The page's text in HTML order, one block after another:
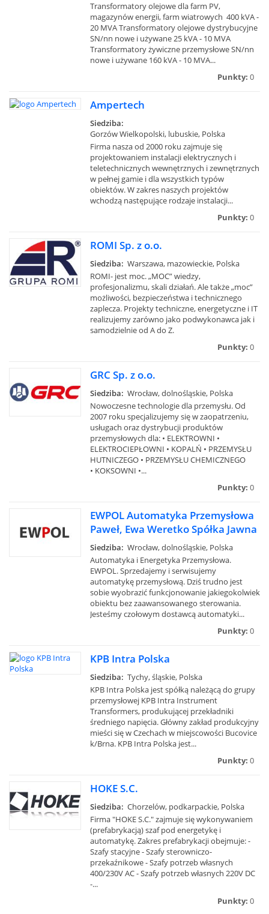
Transformatory olejowe dla farm PV,
magazynów energii, farm wiatrowych 400 kVA -
20 MVA Transformatory olejowe dystrybucyjne
SN/nn nowe i używane 25 kVA - 10 MVA
Transformatory żywiczne przemysłowe SN/nn
nowe i używane 160 kVA - 10 MVA...
Punkty: 0
Ampertech
Siedziba:
Gorzów Wielkopolski, lubuskie, Polska
Firma nasza od 2000 roku zajmuje się
projektowaniem instalacji elektrycznych i
teletechnicznych wewnętrznych i zewnętrznych
w pełnej gamie i dla wszystkich typów
obiektów. W zakres naszych projektów
wchodzą następujące rodzaje instalacji...
Punkty: 0
ROMI Sp. z o.o.
Siedziba: Warszawa, mazowieckie, Polska
ROMI- jest moc. „MOC” wiedzy,
profesjonalizmu, skali działań. Ale także „moc”
możliwości, bezpieczeństwa i technicznego
zaplecza. Projekty techniczne, energetyczne i IT
realizujemy zarówno jako podwykonawca jak i
samodzielnie od A do Z.
Punkty: 0
GRC Sp. z o.o.
Siedziba: Wrocław, dolnośląskie, Polska
Nowoczesne technologie dla przemysłu. Od
2007 roku specjalizujemy się w zaopatrzeniu,
usługach oraz dystrybucji produktów
przemysłowych dla: • ELEKTROWNI •
ELEKTROCIEPŁOWNI • KOPALŃ • PRZEMYSŁU
HUTNICZEGO • PRZEMYSŁU CHEMICZNEGO
• KOKSOWNI •...
Punkty: 0
EWPOL Automatyka Przemysłowa
Paweł, Ewa Weretko Spółka Jawna
Siedziba: Wrocław, dolnośląskie, Polska
Automatyka i Energetyka Przemysłowa.
EWPOL. Sprzedajemy i serwisujemy
automatykę przemysłową. Dziś trudno jest
sobie wyobrazić funkcjonowanie jakiegokolwiek
obiektu bez zaawansowanego sterowania.
Jesteśmy czołowym dostawcą automatyki...
Punkty: 0
KPB Intra Polska
Siedziba: Tychy, śląskie, Polska
KPB Intra Polska jest spółką należącą do grupy
przemysłowej KPB Intra Instrument
Transformers, produkującej przekładniki
średniego napięcia. Główny zakład produkcyjny
mieści się w Czechach w miejscowości Bucovice
k/Brna. KPB Intra Polska jest...
Punkty: 0
HOKE S.C.
Siedziba: Chorzelów, podkarpackie, Polska
Firma "HOKE S.C." zajmuje się wykonywaniem
(prefabrykacją) szaf pod energetykę i
automatykę. Zakres prefabrykacji obejmuje: -
Szafy stacyjne - Szafy sterowniczo-
przekaźnikowe - Szafy potrzeb własnych
400/230V AC - Szafy potrzeb własnych 220V DC
-...
Punkty: 0